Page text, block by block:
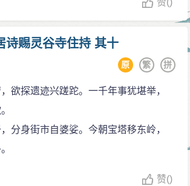
赞()
诗赐灵谷寺住持 其十
拼
繁
原
欲探遗迹兴蹉跎。一千年事犹堪举，
分身街市自婆娑。今朝宝塔移东岭，
赞()